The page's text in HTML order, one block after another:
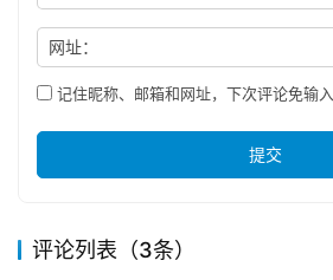
网址：
记住昵称、邮箱和网址，下次评论免输入
提交
评论列表（3条）